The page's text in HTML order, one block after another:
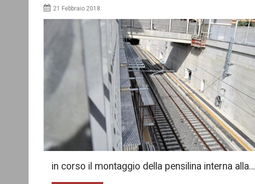
21 Febbraio 2018
in corso il montaggio della pensilina interna alla…